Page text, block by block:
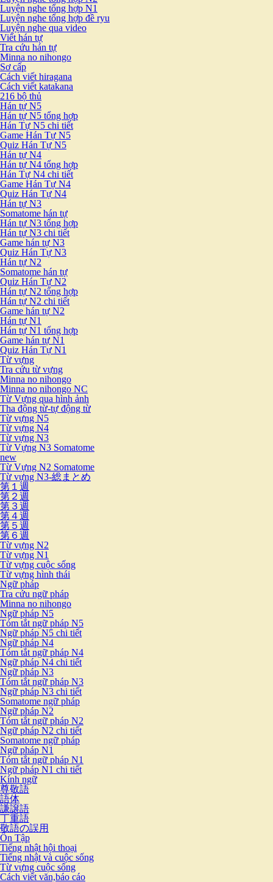
Luyện nghe tổng hợp N1
Luyện nghe tổng hợp đề ryu
Luyện nghe qua video
Viết hán tự
Tra cứu hán tự
Minna no nihongo
Sơ cấp
Cách viết hiragana
Cách viết katakana
216 bộ thủ
Hán tự N5
Hán tự N5 tổng hợp
Hán Tự N5 chi tiết
Game Hán Tự N5
Quiz Hán Tự N5
Hán tự N4
Hán tự N4 tổng hợp
Hán Tự N4 chi tiết
Game Hán Tự N4
Quiz Hán Tự N4
Hán tự N3
Somatome hán tự
Hán tự N3 tổng hợp
Hán tự N3 chi tiết
Game hán tự N3
Quiz Hán Tự N3
Hán tự N2
Somatome hán tự
Quiz Hán Tự N2
Hán tự N2 tổng hợp
Hán tự N2 chi tiết
Game hán tự N2
Hán tự N1
Hán tự N1 tổng hợp
Game hán tự N1
Quiz Hán Tự N1
Từ vựng
Tra cứu từ vựng
Minna no nihongo
Minna no nihongo NC
Từ Vựng qua hình ảnh
Tha động từ-tự động từ
Từ vựng N5
Từ vựng N4
Từ vựng N3
Từ Vựng N3 Somatome
new
Từ Vựng N2 Somatome
Từ vựng N3-総まとめ
第１週
第２週
第３週
第４週
第５週
第６週
Từ vựng N2
Từ vựng N1
Từ vựng cuộc sống
Từ vựng hình thái
Ngữ pháp
Tra cứu ngữ pháp
Minna no nihongo
Ngữ pháp N5
Tóm tắt ngữ pháp N5
Ngữ pháp N5 chi tiết
Ngữ pháp N4
Tóm tắt ngữ pháp N4
Ngữ pháp N4 chi tiết
Ngữ pháp N3
Tóm tắt ngữ pháp N3
Ngữ pháp N3 chi tiết
Somatome ngữ pháp
Ngữ pháp N2
Tóm tắt ngữ pháp N2
Ngữ pháp N2 chi tiết
Somatome ngữ pháp
Ngữ pháp N1
Tóm tắt ngữ pháp N1
Ngữ pháp N1 chi tiết
Kính ngữ
尊敬語
語体
謙譲語
丁重語
敬語の誤用
Ôn Tập
Tiếng nhật hội thoại
Tiếng nhật và cuộc sống
Từ vựng cuộc sống
Cách viết văn,báo cáo